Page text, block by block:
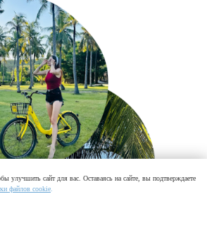
улучшить сайт для вас. Оставаясь на сайте, вы подтверждаете
файлов cookie.